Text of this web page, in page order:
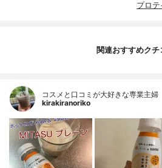
プロ
関連おすすめクチ
コスメと口コミが大好きな専業主婦
kirakiranoriko